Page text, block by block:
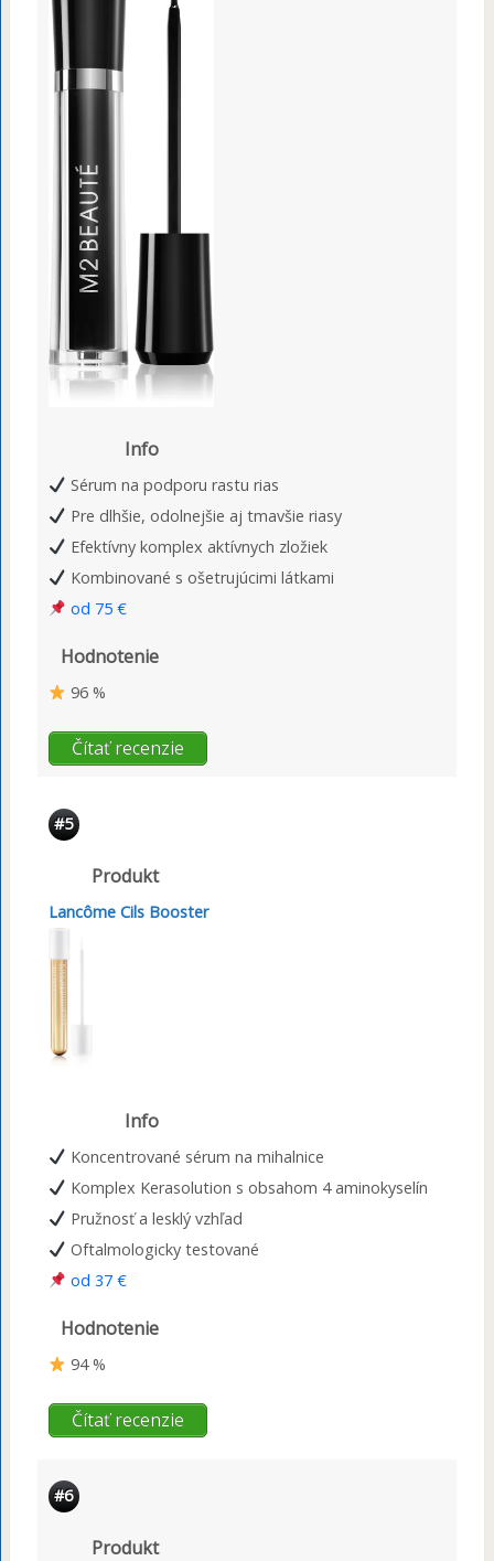
Info
Sérum na podporu rastu rias
Pre dlhšie, odolnejšie aj tmavšie riasy
Efektívny komplex aktívnych zložiek
Kombinované s ošetrujúcimi látkami
od 75 €
Hodnotenie
96 %
Čítať recenzie
#5
Produkt
Lancôme Cils Booster
Info
Koncentrované sérum na mihalnice
Komplex Kerasolution s obsahom 4 aminokyselín
Pružnosť a lesklý vzhľad
Oftalmologicky testované
od 37 €
Hodnotenie
94 %
Čítať recenzie
#6
Produkt